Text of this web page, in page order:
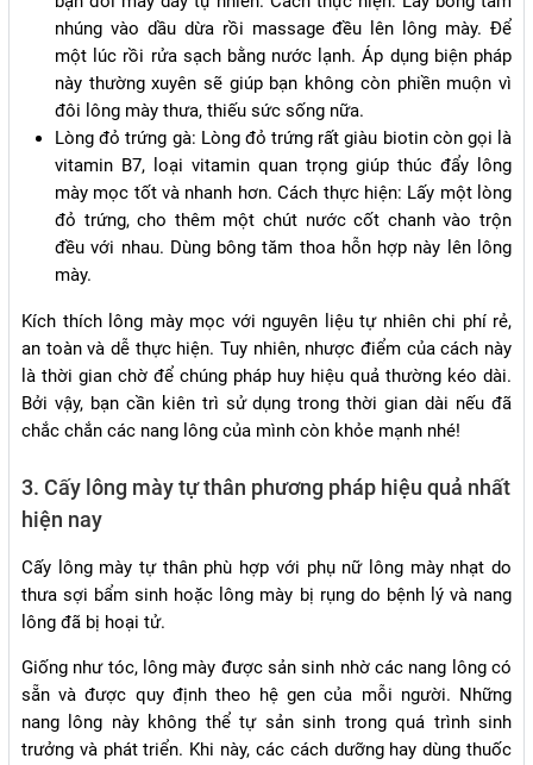
nhúng vào dầu dừa rồi massage đều lên lông mày. Để
một lúc rồi rửa sạch bằng nước lạnh. Áp dụng biện pháp
này thường xuyên sẽ giúp bạn không còn phiền muộn vì
đôi lông mày thưa, thiếu sức sống nữa.
Lòng đỏ trứng gà: Lòng đỏ trứng rất giàu biotin còn gọi là
vitamin B7, loại vitamin quan trọng giúp thúc đẩy lông
mày mọc tốt và nhanh hơn. Cách thực hiện: Lấy một lòng
đỏ trứng, cho thêm một chút nước cốt chanh vào trộn
đều với nhau. Dùng bông tăm thoa hỗn hợp này lên lông
mày.
Kích thích lông mày mọc với nguyên liệu tự nhiên chi phí rẻ,
an toàn và dễ thực hiện. Tuy nhiên, nhược điểm của cách này
là thời gian chờ để chúng pháp huy hiệu quả thường kéo dài.
Bởi vậy, bạn cần kiên trì sử dụng trong thời gian dài nếu đã
chắc chắn các nang lông của mình còn khỏe mạnh nhé!
3. Cấy lông mày tự thân phương pháp hiệu quả nhất
hiện nay
Cấy lông mày tự thân phù hợp với phụ nữ lông mày nhạt do
thưa sợi bẩm sinh hoặc lông mày bị rụng do bệnh lý và nang
lông đã bị hoại tử.
Giống như tóc, lông mày được sản sinh nhờ các nang lông có
sẵn và được quy định theo hệ gen của mỗi người. Những
nang lông này không thể tự sản sinh trong quá trình sinh
trưởng và phát triển. Khi này, các cách dưỡng hay dùng thuốc